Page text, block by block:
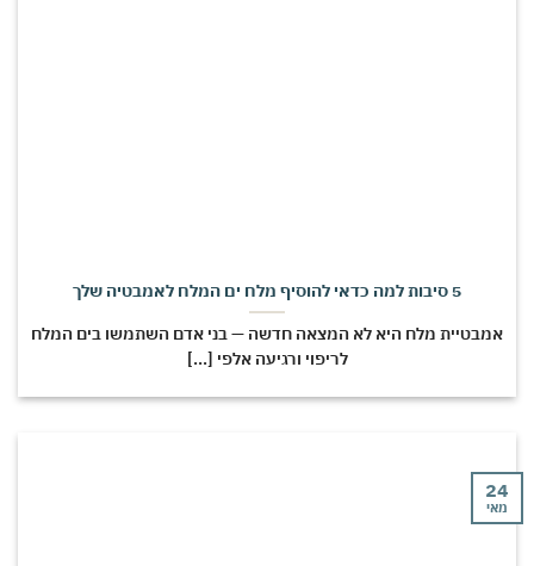
מלח היא לא המצאה חדשה — בני אדם השתמשו בים המלח
לריפוי ורגיעה אלפי [...]